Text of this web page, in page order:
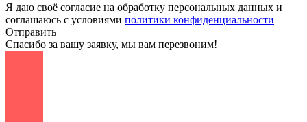
Я даю своё согласие на обработку персональных данных и
соглашаюсь с условиями политики конфиденциальности
Отправить
Спасибо за вашу заявку, мы вам перезвоним!